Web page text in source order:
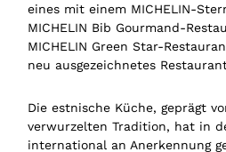
eines mit einem MICHELIN-
MICHELIN Bib Gourmand-
MICHELIN Green Star-
neu ausgezeichnetes
Die estnische Küche, geprägt
verwurzelten Tradition, hat in
international an Anerkennung